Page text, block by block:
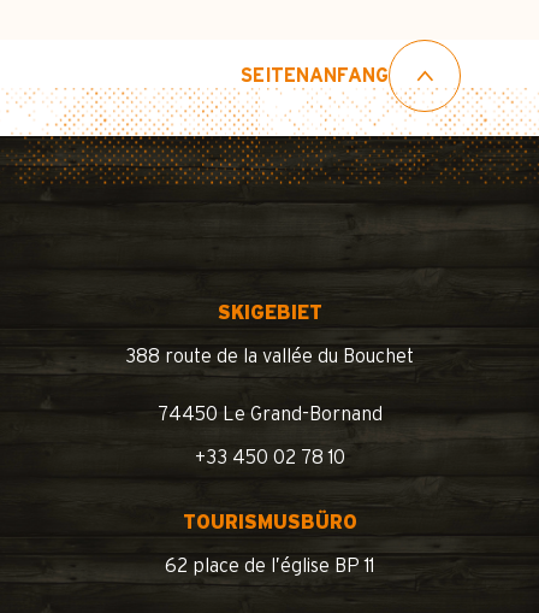
SEITENANFANG
SKIGEBIET
388 route de la vallée du Bouchet
74450 Le Grand-Bornand
+33 450 02 78 10
TOURISMUSBÜRO
62 place de l’église BP 11